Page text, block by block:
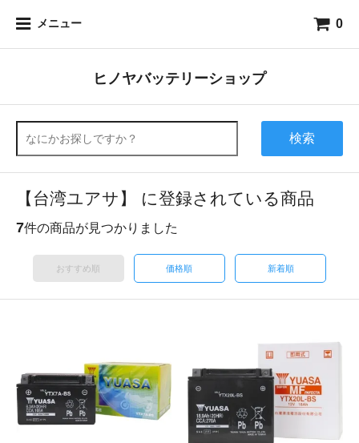
メニュー 0
ヒノヤバッテリーショップ
検索
【台湾ユアサ】 に登録されている商品
7件の商品が見つかりました
おすすめ順 価格順 新着順